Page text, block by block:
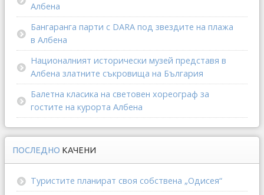
Албена
Бангаранга парти с DARA под звездите на плажа
в Албена
Националният исторически музей представя в
Албена златните съкровища на България
Балетна класика на световен хореограф за
гостите на курорта Албена
ПОСЛЕДНО КАЧЕНИ
Туристите планират своя собствена „Одисея“